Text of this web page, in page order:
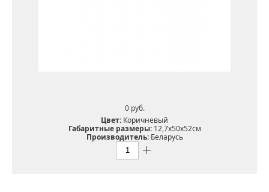
0 pуб.
Цвет: Коричневый
Габаритные размеры:12,7х50х52см
Производитель:Беларусь